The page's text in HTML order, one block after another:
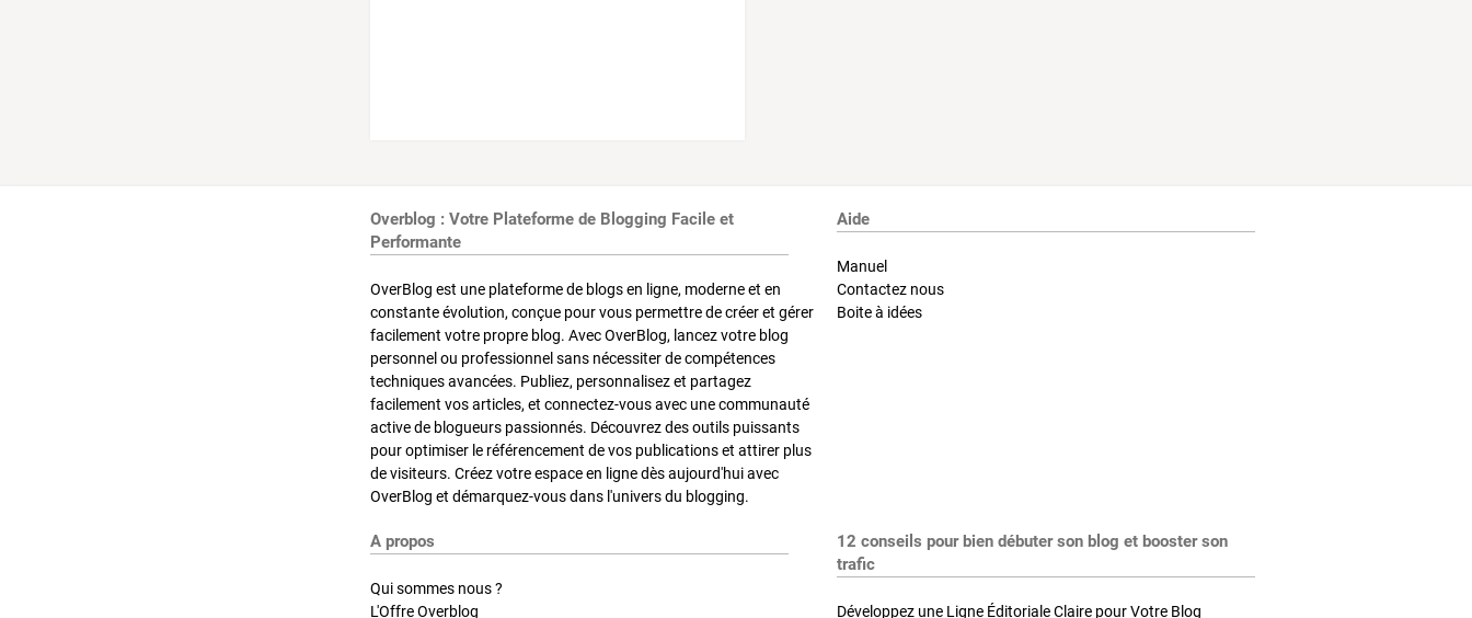
Overblog : Votre Plateforme de Blogging Facile et
Performante
OverBlog est une plateforme de blogs en ligne, moderne et en
constante évolution, conçue pour vous permettre de créer et gérer
facilement votre propre blog. Avec OverBlog, lancez votre blog
personnel ou professionnel sans nécessiter de compétences
techniques avancées. Publiez, personnalisez et partagez
facilement vos articles, et connectez-vous avec une communauté
active de blogueurs passionnés. Découvrez des outils puissants
pour optimiser le référencement de vos publications et attirer plus
de visiteurs. Créez votre espace en ligne dès aujourd'hui avec
OverBlog et démarquez-vous dans l'univers du blogging.
Aide
Manuel
Contactez nous
Boite à idées
A propos
Qui sommes nous ?
L'Offre Overblog
12 conseils pour bien débuter son blog et booster son
trafic
Développez une Ligne Éditoriale Claire pour Votre Blog